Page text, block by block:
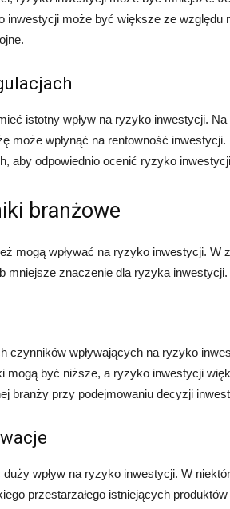
inwestycji może być większe ze względu
istotny wpływ na ryzyko inwestycji. Na
może wpłynąć na rentowność
aby odpowiednio ocenić ryzyko
branżowe
mogą wpływać na ryzyko inwestycji. W
mniejsze znaczenie dla ryzyka inwestycji.
czynników wpływających na ryzyko
mogą być niższe, a ryzyko inwestycji
branży przy podejmowaniu decyzji
wpływ na ryzyko inwestycji. W
przestarzałego istniejących produktów